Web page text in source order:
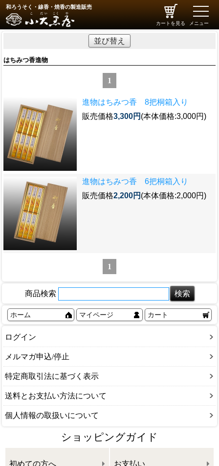
和ろうそく・線香・焼香の製造販売
カートを見る
toggle
メニュー
並び替え
はちみつ香進物
1
進物はちみつ香 8把桐箱入り
販売価格3,300円 (本体価格:3,000円)
進物はちみつ香 6把桐箱入り
販売価格2,200円 (本体価格:2,000円)
1
商品検索
ホーム マイページ カート
ログイン
メルマガ申込/停止
特定商取引法に基づく表示
送料とお支払い方法について
個人情報の取扱いについて
ショッピングガイド
初めての方へ お支払い